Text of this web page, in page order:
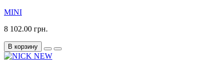
MINI
8 102.00 грн.
В корзину